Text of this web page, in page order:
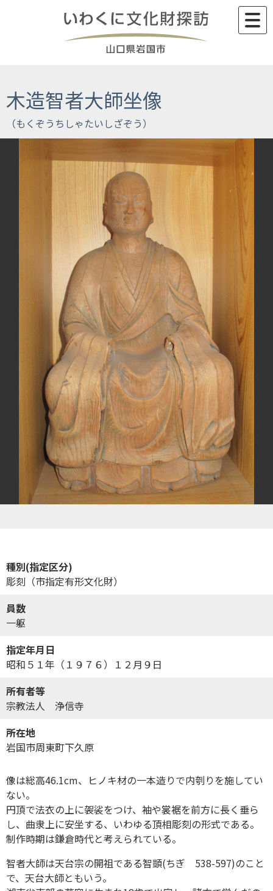
木造智者大師坐像
種別(指定区分)
彫刻（市指定有形文化財）
員数
一躯
指定年月日
昭和５１年（１９７６）１２月９日
所有者等
宗教法人 浄信寺
所在地
岩国市周東町下久原
像は総高46.1cm、ヒノキ材の一本造りで内刳りを施してい
ない。
円頂で法衣の上に袈裟をつけ、袖や裳裾を前方に長く垂ら
し、曲隶上に安坐する、いわゆる頂相彫刻の形式である。
制作時期は鎌倉時代と考えられている。
智者大師は天台宗の開祖である智顗(ちぎ 538-597)のこと
で、天台大師ともいう。